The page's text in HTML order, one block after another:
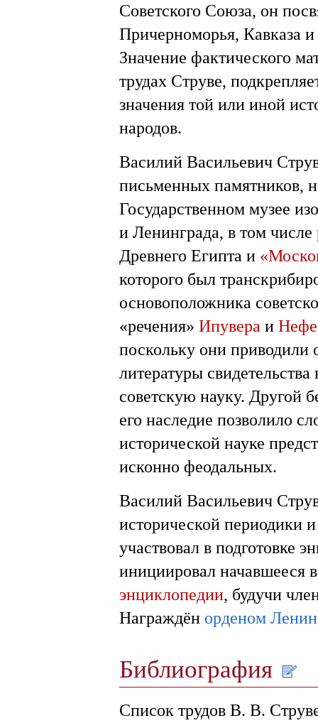
Советского Союза, он
Причерноморья, Кавказа
Значение фактического
трудах Струве,
значения той или иной
народов.
Василий Васильевич
письменных памятников,
Государственном музее
и Ленинграда, в том
Древнего Египта и
которого был
основоположника
«речения» Ипувера и
поскольку они приводили
литературы
советскую науку. Другой
его наследие позволило
исторической науке
исконно феодальных.
Василий Васильевич
исторической периодики
участвовал в подготовке
инициировал начавшееся
энциклопедии, будучи
Награждён орденом
Библиография
Список трудов В. В.